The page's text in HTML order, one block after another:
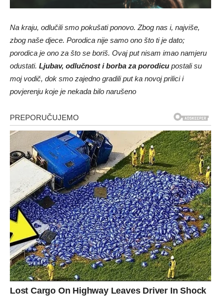
Na kraju, odlučili smo pokušati ponovo. Zbog nas i, najviše,
zbog naše djece. Porodica nije samo ono što ti je dato;
porodica je ono za što se boriš. Ovaj put nisam imao namjeru
odustati. Ljubav, odlučnost i borba za porodicu postali su
moj vodič, dok smo zajedno gradili put ka novoj prilici i
povjerenju koje je nekada bilo narušeno